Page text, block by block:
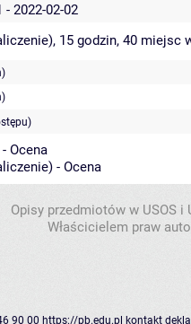
- 2022-02-02
15 godzin, 40 miejsc
Ocena
- Ocena
Opisy przedmiotów w USOS
Właścicielem praw
90 00 https://pb.edu.pl kontakt